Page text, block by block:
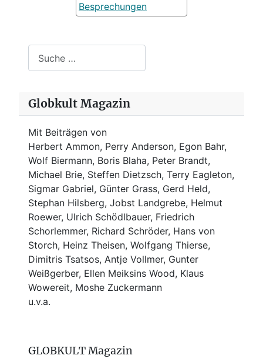
Besprechungen
Globkult Magazin
Mit Beiträgen von
Herbert Ammon, Perry Anderson, Egon Bahr,
Wolf Biermann, Boris Blaha, Peter Brandt,
Michael Brie, Steffen Dietzsch, Terry Eagleton,
Sigmar Gabriel, Günter Grass, Gerd Held,
Stephan Hilsberg, Jobst Landgrebe, Helmut
Roewer, Ulrich Schödlbauer, Friedrich
Schorlemmer, Richard Schröder, Hans von
Storch, Heinz Theisen, Wolfgang Thierse,
Dimitris Tsatsos, Antje Vollmer, Gunter
Weißgerber, Ellen Meiksins Wood, Klaus
Wowereit, Moshe Zuckermann
u.v.a.
GLOBKULT Magazin